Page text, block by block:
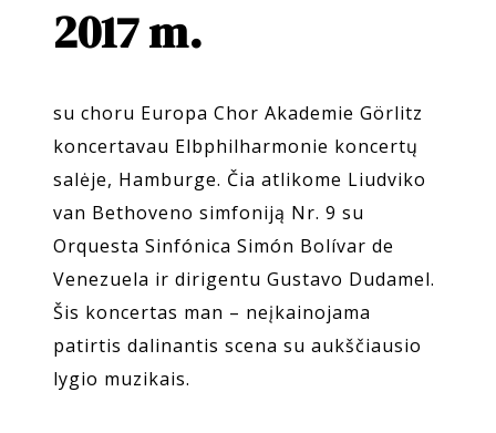
2017 m.
su choru Europa Chor Akademie Görlitz
koncertavau Elbphilharmonie koncertų
salėje, Hamburge. Čia atlikome Liudviko
van Bethoveno simfoniją Nr. 9 su
Orquesta Sinfónica Simón Bolívar de
Venezuela ir dirigentu Gustavo Dudamel.
Šis koncertas man – neįkainojama
patirtis dalinantis scena su aukščiausio
lygio muzikais.